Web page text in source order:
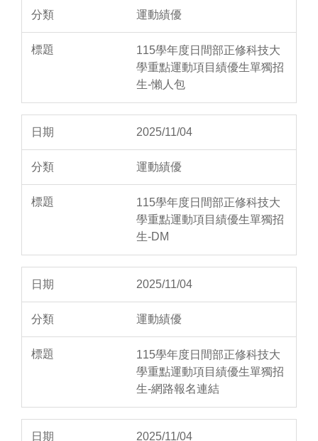
運動績優
115學年度日間部正修科技大
學重點運動項目績優生單獨招
生-懶人包
2025/11/04
運動績優
115學年度日間部正修科技大
學重點運動項目績優生單獨招
生-DM
2025/11/04
運動績優
115學年度日間部正修科技大
學重點運動項目績優生單獨招
生-網路報名連結
2025/11/04